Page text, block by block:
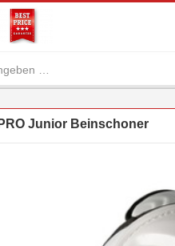
Junior Beinschoner